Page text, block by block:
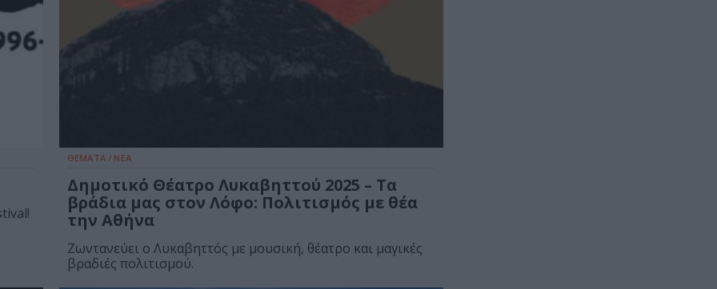
ΘΕΜΑΤΑ / ΝΕΑ
Δημοτικό Θέατρο Λυκαβηττού 2025 – Τα
βράδια μας στον Λόφο: Πολιτισμός με θέα
την Αθήνα
Ζωντανεύει ο Λυκαβηττός με μουσική, θέατρο και μαγικές
βραδιές πολιτισμού.